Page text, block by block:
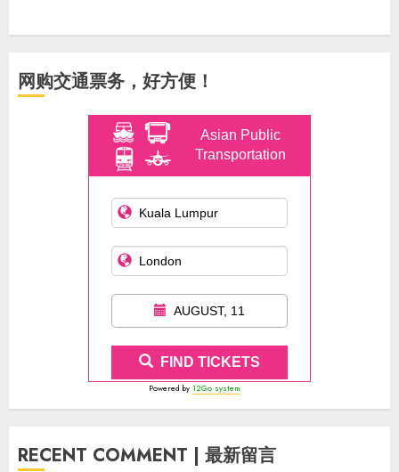
网购交通票务，好方便！
Asian Public
Transportation
AUGUST, 11
FIND TICKETS
Powered by 12Go system
RECENT COMMENT | 最新留言